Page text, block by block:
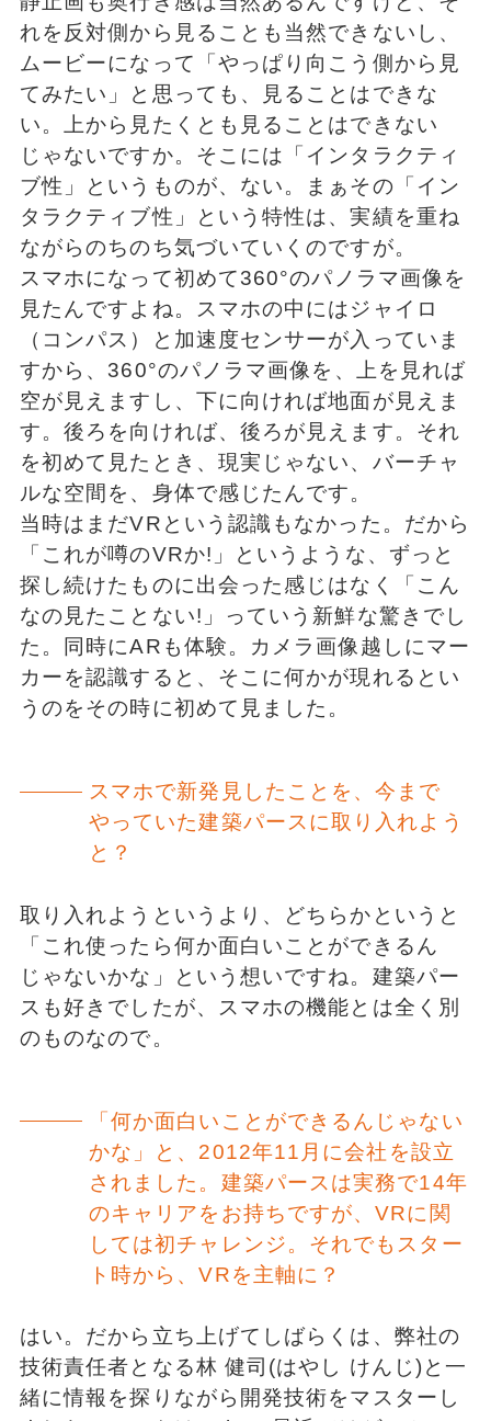
れを反対側から見ることも当然できないし、
ムービーになって「やっぱり向こう側から見
てみたい」と思っても、見ることはできな
い。上から見たくとも見ることはできない
じゃないですか。そこには「インタラクティ
ブ性」というものが、ない。まぁその「イン
タラクティブ性」という特性は、実績を重ね
ながらのちのち気づいていくのですが。
スマホになって初めて360°のパノラマ画像を
見たんですよね。スマホの中にはジャイロ
（コンパス）と加速度センサーが入っていま
すから、360°のパノラマ画像を、上を見れば
空が見えますし、下に向ければ地面が見えま
す。後ろを向ければ、後ろが見えます。それ
を初めて見たとき、現実じゃない、バーチャ
ルな空間を、身体で感じたんです。
当時はまだVRという認識もなかった。だから
「これが噂のVRか!」というような、ずっと
探し続けたものに出会った感じはなく「こん
なの見たことない!」っていう新鮮な驚きでし
た。同時にARも体験。カメラ画像越しにマー
カーを認識すると、そこに何かが現れるとい
うのをその時に初めて見ました。
スマホで新発見したことを、今まで
やっていた建築パースに取り入れよう
と？
取り入れようというより、どちらかというと
「これ使ったら何か面白いことができるん
じゃないかな」という想いですね。建築パー
スも好きでしたが、スマホの機能とは全く別
のものなので。
「何か面白いことができるんじゃない
かな」と、2012年11月に会社を設立
されました。建築パースは実務で14年
のキャリアをお持ちですが、VRに関
しては初チャレンジ。それでもスター
ト時から、VRを主軸に？
はい。だから立ち上げてしばらくは、弊社の
技術責任者となる林 健司(はやし けんじ)と一
緒に情報を探りながら開発技術をマスターし